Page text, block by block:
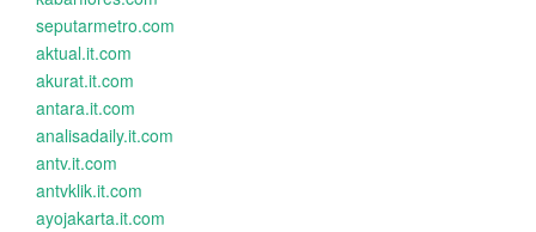
seputarmetro.com
aktual.it.com
akurat.it.com
antara.it.com
analisadaily.it.com
antv.it.com
antvklik.it.com
ayojakarta.it.com